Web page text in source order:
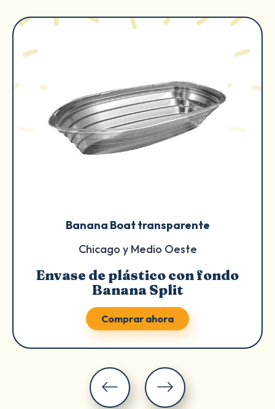
Banana Boat transparente
Chicago y Medio Oeste
Envase de plástico con fondo
Banana Split
Comprar ahora